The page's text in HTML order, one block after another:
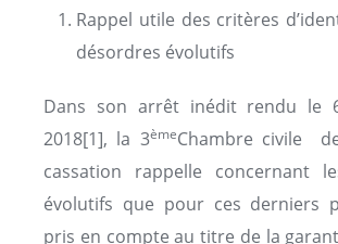
Rappel utile des critères
désordres évolutifs
Dans son arrêt inédit rendu le
2018[1], la 3èmeChambre civile
cassation rappelle concernant
évolutifs que pour ces derniers
pris en compte au titre de la